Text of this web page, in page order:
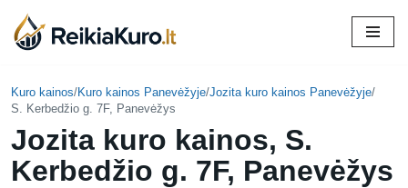
Skip
content
Kuro kainos/Kuro kainos Panevėžyje/Jozita kuro kainos Panevėžyje/
S. Kerbedžio g. 7F, Panevėžys
Jozita kuro kainos, S.
Kerbedžio g. 7F, Panevėžys